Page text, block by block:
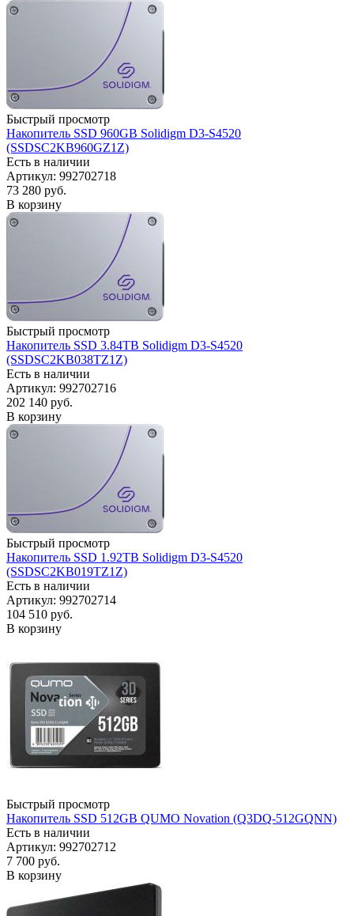
Быстрый просмотр
Накопитель SSD 960GB Solidigm D3-S4520
(SSDSC2KB960GZ1Z)
Есть в наличии
Артикул: 992702718
73 280 руб.
В корзину
Быстрый просмотр
Накопитель SSD 3.84TB Solidigm D3-S4520
(SSDSC2KB038TZ1Z)
Есть в наличии
Артикул: 992702716
202 140 руб.
В корзину
Быстрый просмотр
Накопитель SSD 1.92TB Solidigm D3-S4520
(SSDSC2KB019TZ1Z)
Есть в наличии
Артикул: 992702714
104 510 руб.
В корзину
Быстрый просмотр
Накопитель SSD 512GB QUMO Novation (Q3DQ-512GQNN)
Есть в наличии
Артикул: 992702712
7 700 руб.
В корзину